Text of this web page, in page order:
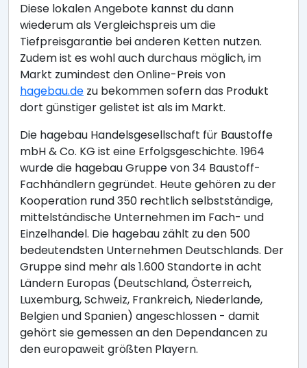
Diese lokalen Angebote kannst du dann
wiederum als Vergleichspreis um die
Tiefpreisgarantie bei anderen Ketten nutzen.
Zudem ist es wohl auch durchaus möglich, im
Markt zumindest den Online-Preis von
hagebau.de zu bekommen sofern das Produkt
dort günstiger gelistet ist als im Markt.
Die hagebau Handelsgesellschaft für Baustoffe
mbH & Co. KG ist eine Erfolgsgeschichte. 1964
wurde die hagebau Gruppe von 34 Baustoff-
Fachhändlern gegründet. Heute gehören zu der
Kooperation rund 350 rechtlich selbstständige,
mittelständische Unternehmen im Fach- und
Einzelhandel. Die hagebau zählt zu den 500
bedeutendsten Unternehmen Deutschlands. Der
Gruppe sind mehr als 1.600 Standorte in acht
Ländern Europas (Deutschland, Österreich,
Luxemburg, Schweiz, Frankreich, Niederlande,
Belgien und Spanien) angeschlossen - damit
gehört sie gemessen an den Dependancen zu
den europaweit größten Playern.